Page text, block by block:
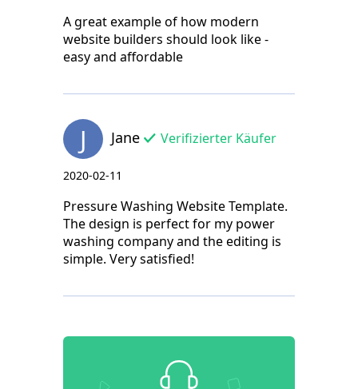
A great example of how modern
website builders should look like -
easy and affordable
J Jane Verifizierter Käufer
2020-02-11
Pressure Washing Website Template.
The design is perfect for my power
washing company and the editing is
simple. Very satisfied!